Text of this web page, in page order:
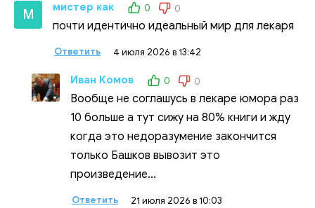
М мистер как 0 0
почти идентично идеальный мир для лекаря
Ответить 4 июля 2026 в 13:42
Иван Комов 0 0
Вообще не соглашусь в лекаре юмора раз
10 больше а тут сижу на 80% книги и жду
когда это недоразумение закончится
только Башков вывозит это
произведение...
Ответить 21 июля 2026 в 10:03